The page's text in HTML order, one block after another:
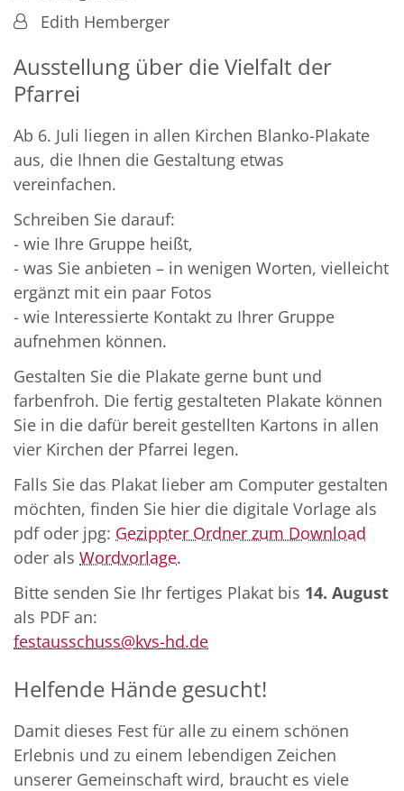
Von:Edith Hemberger
Ausstellung über die Vielfalt der
Pfarrei
Ab 6. Juli liegen in allen Kirchen Blanko-Plakate
aus, die Ihnen die Gestaltung etwas
vereinfachen.
Schreiben Sie darauf:
- wie Ihre Gruppe heißt,
- was Sie anbieten – in wenigen Worten, vielleicht
ergänzt mit ein paar Fotos
- wie Interessierte Kontakt zu Ihrer Gruppe
aufnehmen können.
Gestalten Sie die Plakate gerne bunt und
farbenfroh. Die fertig gestalteten Plakate können
Sie in die dafür bereit gestellten Kartons in allen
vier Kirchen der Pfarrei legen.
Falls Sie das Plakat lieber am Computer gestalten
möchten, finden Sie hier die digitale Vorlage als
pdf oder jpg: Gezippter Ordner zum Download
oder als Wordvorlage.
Bitte senden Sie Ihr fertiges Plakat bis 14. August
als PDF an:
festausschuss@kvs-hd.de
Helfende Hände gesucht!
Damit dieses Fest für alle zu einem schönen
Erlebnis und zu einem lebendigen Zeichen
unserer Gemeinschaft wird, braucht es viele